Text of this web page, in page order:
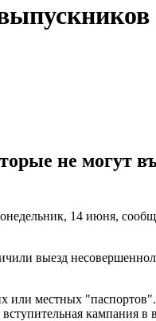
не могут
14 июня,
выезд
или местных
кампания в